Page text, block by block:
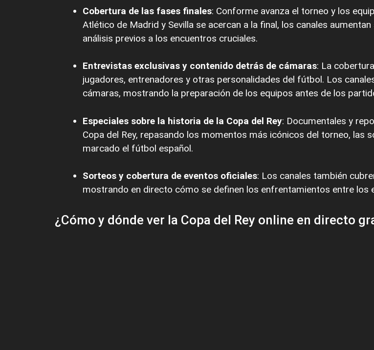
Cobertura de las fases finales: Conforme avanza el torneo y los
Atlético de Madrid y Sevilla se acercan a la final, los canales
análisis previos a los encuentros cruciales.
Entrevistas exclusivas y contenido detrás de cámaras: La
jugadores, entrenadores y otras personalidades del fútbol. Los
cámaras, mostrando la preparación de los equipos antes de los
Especiales sobre la historia de la Copa del Rey: Documentales y
Copa del Rey, repasando los momentos más icónicos del torneo, las
marcado el fútbol español.
Sorteos y cobertura de eventos oficiales: Los canales también
mostrando en directo cómo se definen los enfrentamientos entre los
¿Cómo y dónde ver la Copa del Rey online en directo